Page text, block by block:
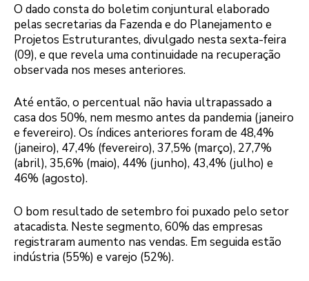
O dado consta do boletim conjuntural elaborado
pelas secretarias da Fazenda e do Planejamento e
Projetos Estruturantes, divulgado nesta sexta-feira
(09), e que revela uma continuidade na recuperação
observada nos meses anteriores.
Até então, o percentual não havia ultrapassado a
casa dos 50%, nem mesmo antes da pandemia (janeiro
e fevereiro). Os índices anteriores foram de 48,4%
(janeiro), 47,4% (fevereiro), 37,5% (março), 27,7%
(abril), 35,6% (maio), 44% (junho), 43,4% (julho) e
46% (agosto).
O bom resultado de setembro foi puxado pelo setor
atacadista. Neste segmento, 60% das empresas
registraram aumento nas vendas. Em seguida estão
indústria (55%) e varejo (52%).